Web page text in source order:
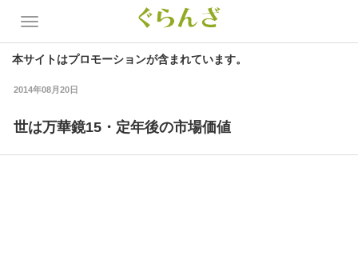
本サイトはプロモーションが含まれています。
2014年08月20日
世は万華鏡15・定年後の市場価値